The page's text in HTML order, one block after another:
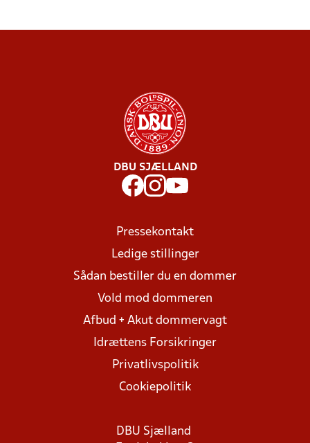
DBU SJÆLLAND
Pressekontakt
Ledige stillinger
Sådan bestiller du en dommer
Vold mod dommeren
Afbud + Akut dommervagt
Idrættens Forsikringer
Privatlivspolitik
Cookiepolitik
DBU Sjælland